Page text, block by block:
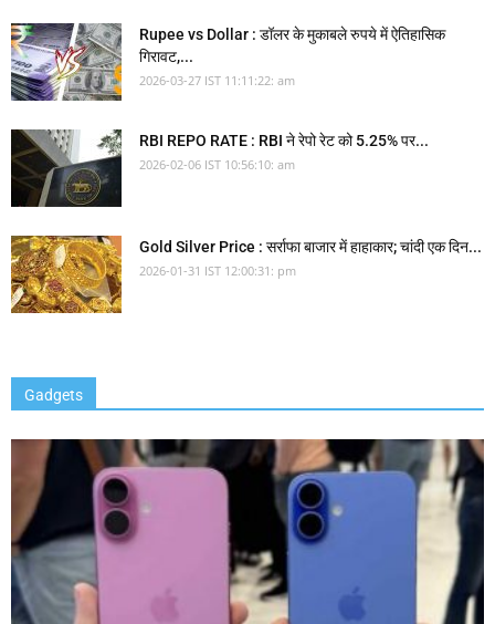
Rupee vs Dollar : डॉलर के मुकाबले रुपये में ऐतिहासिक
गिरावट,...
2026-03-27 IST 11:11:22: am
RBI REPO RATE : RBI ने रेपो रेट को 5.25% पर...
2026-02-06 IST 10:56:10: am
Gold Silver Price : सर्राफा बाजार में हाहाकार; चांदी एक दिन...
2026-01-31 IST 12:00:31: pm
Gadgets